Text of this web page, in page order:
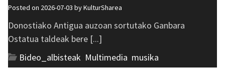
Posted on 2026-07-03 byKulturSharea
Donostiako Antigua auzoan sortutako Ganbara
Ostatua taldeak bere [...]
Bideo_albisteak Multimedia musika